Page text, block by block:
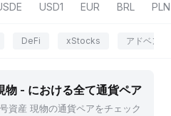
USD1 EUR BRL PLN
DeFi xStocks アドベン
- における全て通貨ペア
資産 現物の通貨ペアをチェック